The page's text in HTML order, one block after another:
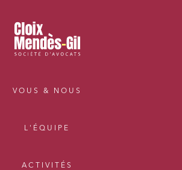
VOUS & NOUS
L'ÉQUIPE
ACTIVITÉS